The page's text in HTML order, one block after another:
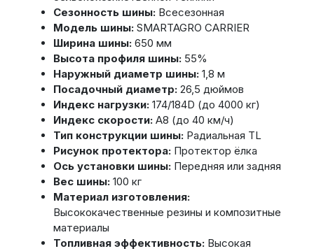
Сезонность шины:Всесезонная
Модель шины:SMARTAGRO CARRIER
Ширина шины:650 мм
Высота профиля шины:55%
Наружный диаметр шины:1,8 м
Посадочный диаметр:26,5 дюймов
Индекс нагрузки:174/184D (до 4000 кг)
Индекс скорости:A8 (до 40 км/ч)
Тип конструкции шины:Радиальная TL
Рисунок протектора:Протектор ёлка
Ось установки шины:Передняя или задняя
Вес шины:100 кг
Материал изготовления:
Высококачественные резины и композитные
материалы
Топливная эффективность:Высокая